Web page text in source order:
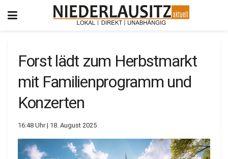
Forst lädt zum Herbstmarkt
mit Familienprogramm und
Konzerten
16:48 Uhr | 18. August 2025